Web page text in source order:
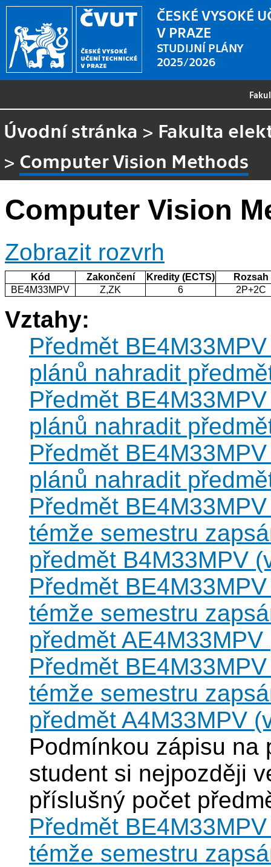
ČESKÉ VYSOKÉ
V PRAZE
STUDIJNÍ PLÁNY
2025/2026
Úvodní stránka > Fakulta
> Computer Vision Methods
Computer Vision
Zobrazit rozvrh
Kód Zakončení Kredity (ECTS)
Rozsah
BE4M33MPV
Z,ZK 6 2P+2C
Vztahy:
Předmět
plánů nahradit
Předmět
plánů nahradit
Předmět
plánů nahradit
Předmět
témže semestru
předmět B4M33MPV
Předmět
témže semestru
předmět
Předmět
témže semestru
předmět A4M33MPV
Podmínkou zápisu na
student si nejpozději
příslušný počet
Předmět
témže semestru